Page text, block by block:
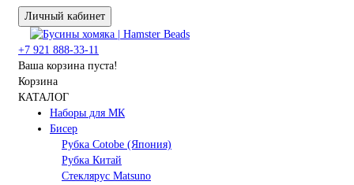
Личный кабинет
+7 921 888-33-11
Ваша корзина пуста!
Корзина
КАТАЛОГ
Наборы для МК
Бисер
Рубка Cotobe (Япония)
Рубка Китай
Стеклярус Matsuno